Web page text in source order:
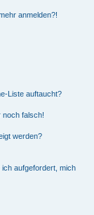
anmelden?!
Liste auftaucht?
noch falsch!
werden?
aufgefordert, mich